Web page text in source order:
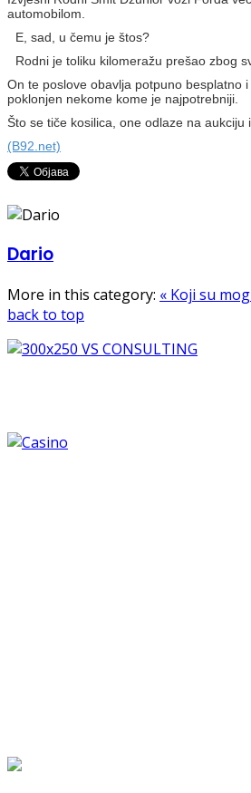
automobilom.
E, sad, u čemu je štos?
Rodni je toliku kilomeražu prešao zbog
On te poslove obavlja potpuno besplatno
poklonjen nekome kome je najpotrebniji.
Što se tiče kosilica, one odlaze na
(B92.net)
Dario
More in this category: « Koji su
back to top